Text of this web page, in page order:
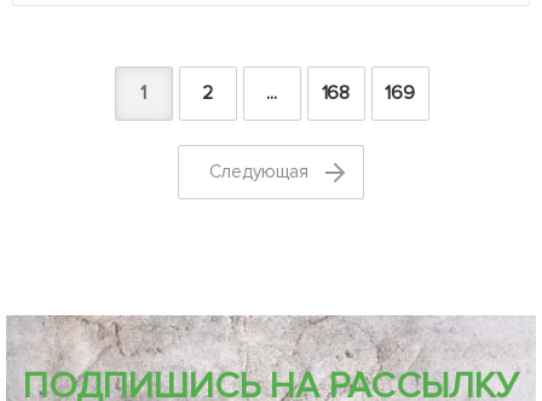
1 2 ... 168 169
Cледующая
ПОДПИШИСЬ НА РАССЫЛКУ